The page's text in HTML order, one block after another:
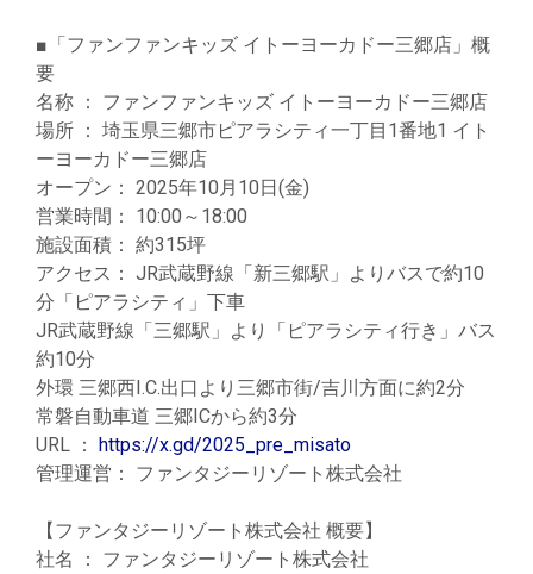
■「ファンファンキッズ イトーヨーカドー三郷店」概
要
名称 ： ファンファンキッズ イトーヨーカドー三郷店
場所 ： 埼玉県三郷市ピアラシティ一丁目1番地1 イト
ーヨーカドー三郷店
オープン： 2025年10月10日(金)
営業時間： 10:00～18:00
施設面積： 約315坪
アクセス： JR武蔵野線「新三郷駅」よりバスで約10
分「ピアラシティ」下車
JR武蔵野線「三郷駅」より「ピアラシティ行き」バス
約10分
外環 三郷西I.C.出口より三郷市街/吉川方面に約2分
常磐自動車道 三郷ICから約3分
URL ： https://x.gd/2025_pre_misato
管理運営： ファンタジーリゾート株式会社
【ファンタジーリゾート株式会社 概要】
社名 ： ファンタジーリゾート株式会社